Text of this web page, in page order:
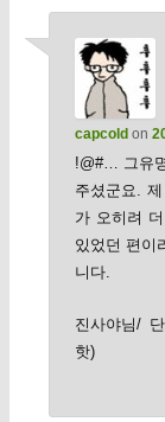
capcold on
!@#… 그유
주셨군요.
가 오히려
있었던 편이
니다.
진사야님/
핫)